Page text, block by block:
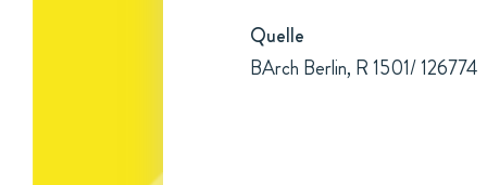
Quelle
BArch Berlin, R 1501/ 126774